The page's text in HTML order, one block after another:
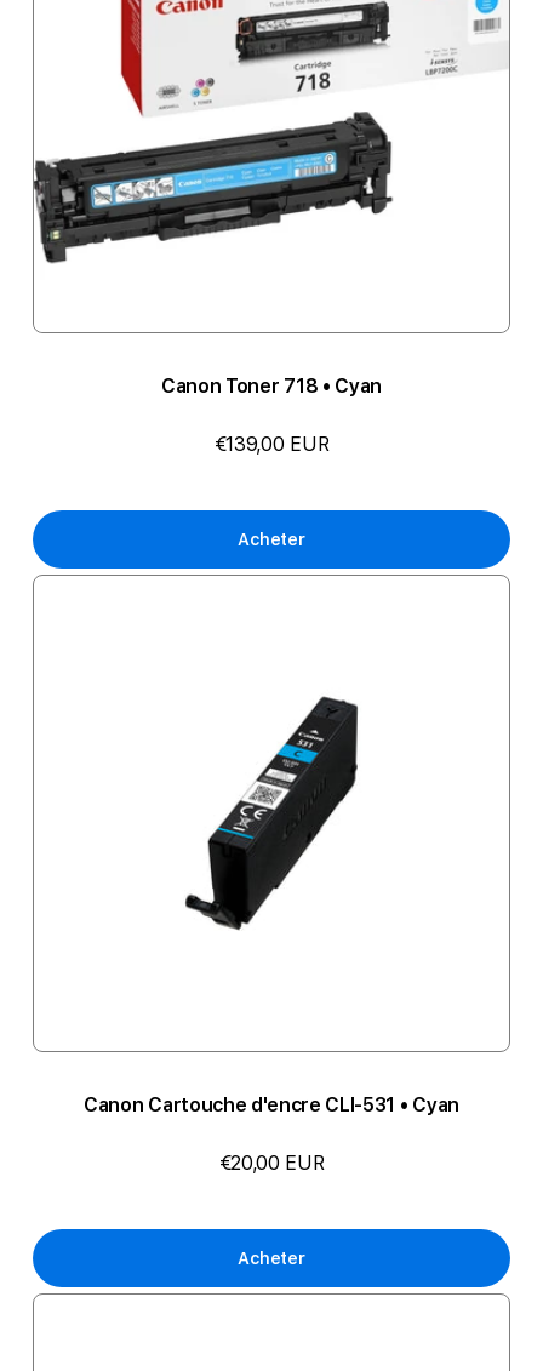
Canon Toner 718 • Cyan
€139,00 EUR
Acheter
Canon Cartouche d'encre CLI-531 • Cyan
€20,00 EUR
Acheter